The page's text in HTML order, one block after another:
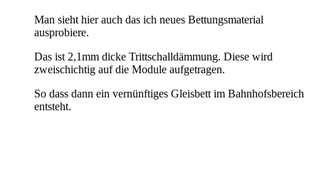
Man sieht hier auch das ich neues Bettungsmaterial
ausprobiere.
Das ist 2,1mm dicke Trittschalldämmung. Diese wird
zweischichtig auf die Module aufgetragen.
So dass dann ein vernünftiges Gleisbett im Bahnhofsbereich
entsteht.